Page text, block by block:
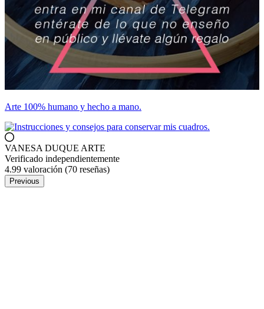
Arte 100% humano y hecho a mano.
VANESA DUQUE ARTE
Verificado independientemente
4.99 valoración (70 reseñas)
Previous